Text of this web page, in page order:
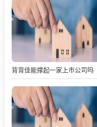
背背佳能撑起一家上市公司吗